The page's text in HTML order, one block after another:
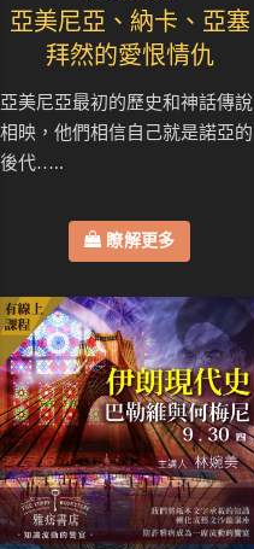
亞美尼亞、納卡、亞塞
拜然的愛恨情仇
亞美尼亞最初的歷史和神話傳說
相映，他們相信自己就是諾亞的
後代…..
瞭解更多